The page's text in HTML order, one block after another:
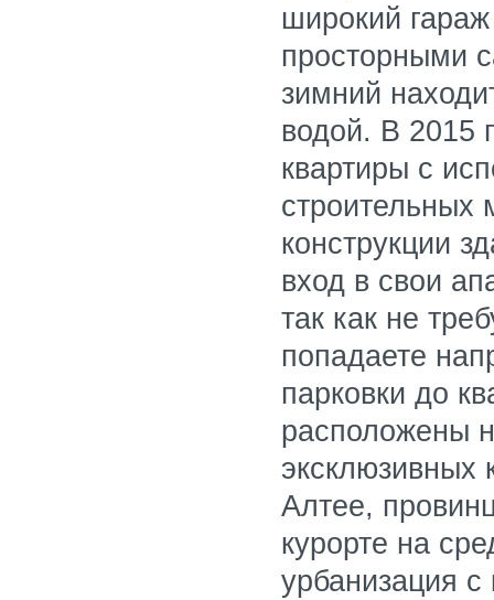
широкий
просторными
зимний
водой. В 2015
квартиры с
строительных
конструкции
вход в свои
так как не
попадаете
парковки до
расположены
эксклюзивных
Алтее,
курорте на
урбанизация